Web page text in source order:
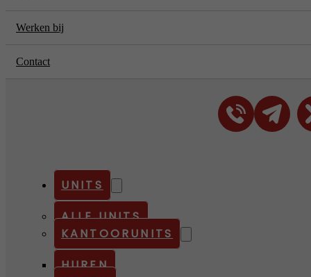
Werken bij
Contact
UNITS
ALLE UNITS
KANTOORUNITS
HUREN